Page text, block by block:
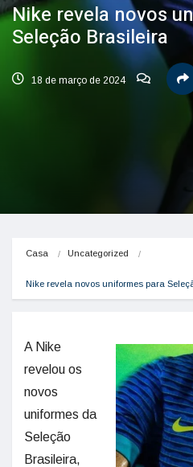
Nike revela novos
Seleção Brasileira
18 de março de 2024
Casa Uncategorized
Nike revela novos uniformes para
A Nike
revelou os
novos
uniformes da
Seleção
Brasileira,